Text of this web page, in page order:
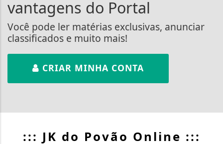
vantagens do Portal
Você pode ler matérias exclusivas, anunciar
classificados e muito mais!
CRIAR MINHA CONTA
::: JK do Povão Online :::